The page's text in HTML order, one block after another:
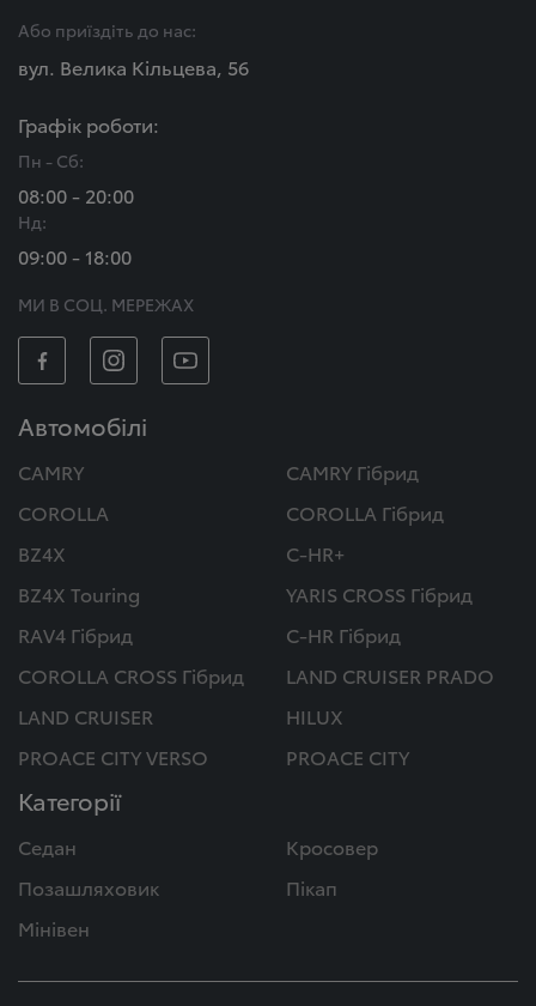
Або приїздіть до нас:
вул. Велика Кільцева, 56
Графік роботи:
Пн - Сб:
08:00 - 20:00
Нд:
09:00 - 18:00
МИ В СОЦ. МЕРЕЖАХ
Автомобілі
CAMRY
CAMRY Гібрид
COROLLA
COROLLA Гібрид
BZ4X
C-HR+
BZ4X Touring
YARIS CROSS Гібрид
RAV4 Гібрид
C-HR Гібрид
COROLLA CROSS Гібрид
LAND CRUISER PRADO
LAND CRUISER
HILUX
PROACE CITY VERSO
PROACE CITY
Категорії
Седан
Кросовер
Позашляховик
Пікап
Мінівен